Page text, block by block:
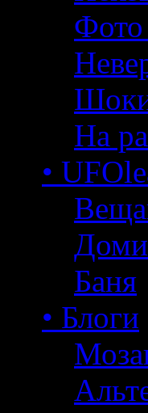
На
•
Баня
• Блоги